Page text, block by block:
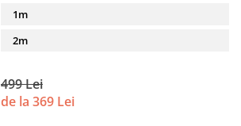
1m
2m
499 Lei
de la 369 Lei